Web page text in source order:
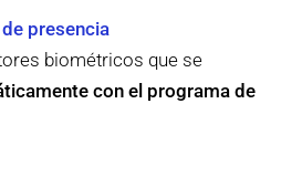
presencia
biométricos que se
con el programa de